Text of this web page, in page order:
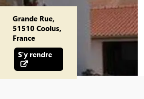
Grande Rue,
51510 Coolus,
France
S'y rendre